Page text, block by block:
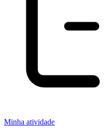
Minha atividade